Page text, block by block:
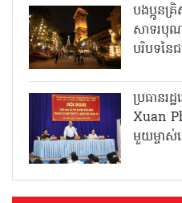
បងប្អូន
សាទរបុ
បរិបទនៃ
ប្រធានរ
Xuan
មួយម្ចា